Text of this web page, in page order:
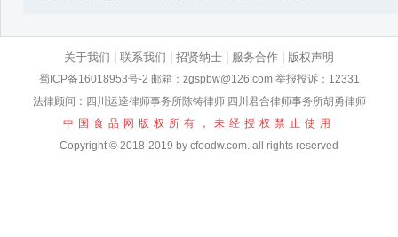
关于我们 联系我们 招贤纳士 服务合作 版权声明
蜀ICP备16018953号-2 邮箱：zgspbw@126.com 举报投诉：12331
法律顾问：四川运逵律师事务所陈铸律师 四川君合律师事务所胡勇律师
中国食品网版权所有，未经授权禁止使用
Copyright © 2018-2019 by cfoodw.com. all rights reserved